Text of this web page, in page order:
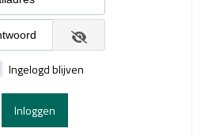
Ingelogd blijven
Inloggen